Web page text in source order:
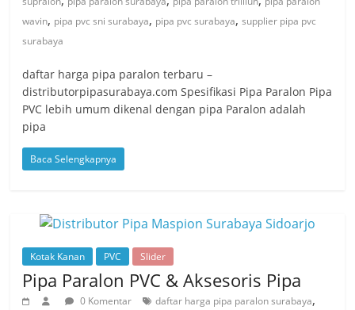
wavin, pipa pvc sni surabaya, pipa pvc surabaya,supplier pipa pvc
surabaya
daftar harga pipa paralon terbaru –
distributorpipasurabaya.com Spesifikasi Pipa Paralon Pipa
PVC lebih umum dikenal dengan pipa Paralon adalah
pipa
Baca Selengkapnya
Kotak Kanan PVC Slider
Pipa Paralon PVC & Aksesoris Pipa
0 Komentar daftar harga pipa paralon surabaya,